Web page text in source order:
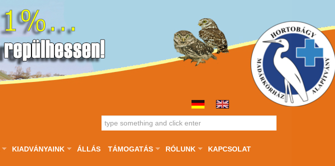
KIADVÁNYAINK ÁLLÁS TÁMOGATÁS RÓLUNK KAPCSOLAT